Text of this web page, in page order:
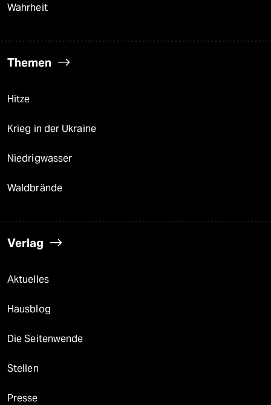
Wahrheit
Themen
Hitze
Krieg in der Ukraine
Niedrigwasser
Waldbrände
Verlag
Aktuelles
Hausblog
Die Seitenwende
Stellen
Presse